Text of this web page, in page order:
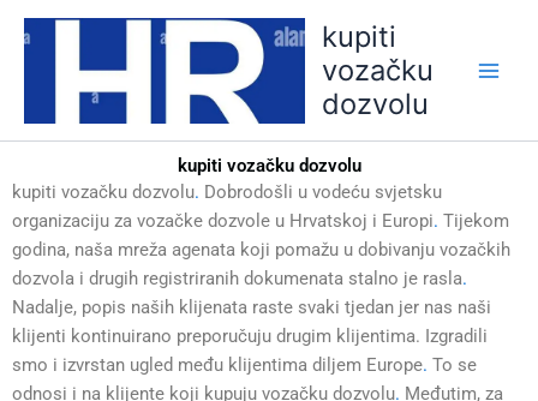
Skip
kupiti
vozačku
dozvolu
kupiti vozačku dozvolu
kupiti vozačku dozvolu. Dobrodošli u vodeću svjetsku
organizaciju za vozačke dozvole u Hrvatskoj i Europi. Tijekom
godina, naša mreža agenata koji pomažu u dobivanju vozačkih
dozvola i drugih registriranih dokumenata stalno je rasla.
Nadalje, popis naših klijenata raste svaki tjedan jer nas naši
klijenti kontinuirano preporučuju drugim klijentima. Izgradili
smo i izvrstan ugled među klijentima diljem Europe. To se
odnosi i na klijente koji kupuju vozačku dozvolu. Međutim, za